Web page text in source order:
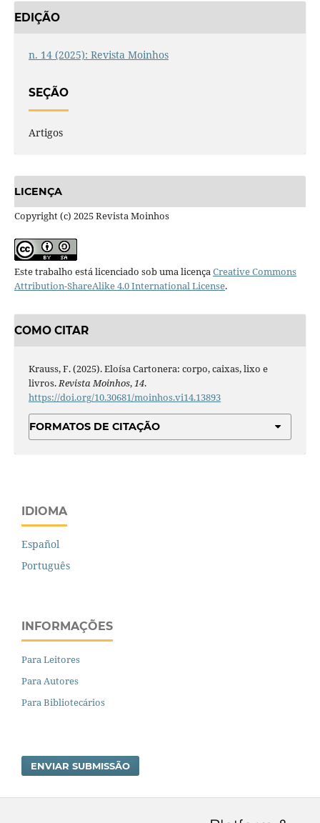
EDIÇÃO
n. 14 (2025): Revista Moinhos
SEÇÃO
Artigos
LICENÇA
Copyright (c) 2025 Revista Moinhos
Este trabalho está licenciado sob uma licençaCreative Commons
Attribution-ShareAlike 4.0 International License.
COMO CITAR
Krauss, F. (2025). Eloísa Cartonera: corpo, caixas, lixo e
livros. Revista Moinhos, 14.
https://doi.org/10.30681/moinhos.vi14.13893
FORMATOS DE CITAÇÃO
IDIOMA
Español
Português
INFORMAÇÕES
Para Leitores
Para Autores
Para Bibliotecários
ENVIAR SUBMISSÃO